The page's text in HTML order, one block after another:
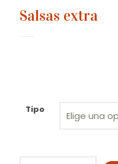
Salsas extra
Tipo